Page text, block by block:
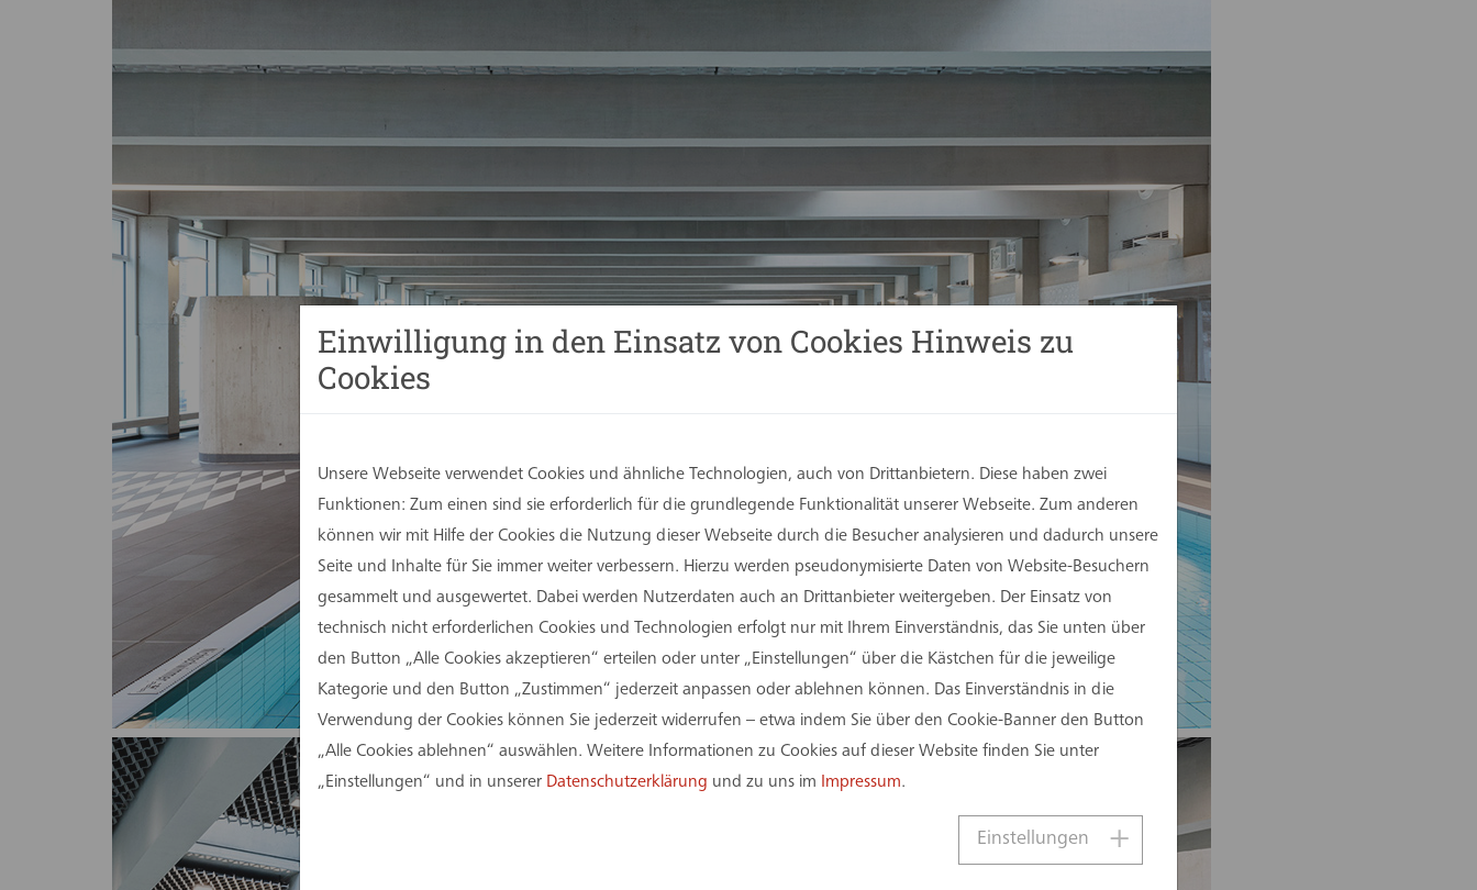
Einwilligung in den Einsatz von Cookies Hinweis zu
Cookies
Unsere Webseite verwendet Cookies und ähnliche Technologien, auch von Drittanbietern. Diese haben zwei
Funktionen: Zum einen sind sie erforderlich für die grundlegende Funktionalität unserer Webseite. Zum anderen
können wir mit Hilfe der Cookies die Nutzung dieser Webseite durch die Besucher analysieren und dadurch unsere
Seite und Inhalte für Sie immer weiter verbessern. Hierzu werden pseudonymisierte Daten von Website-Besuchern
gesammelt und ausgewertet. Dabei werden Nutzerdaten auch an Drittanbieter weitergeben. Der Einsatz von
technisch nicht erforderlichen Cookies und Technologien erfolgt nur mit Ihrem Einverständnis, das Sie unten über
den Button „Alle Cookies akzeptieren“ erteilen oder unter „Einstellungen“ über die Kästchen für die jeweilige
Kategorie und den Button „Zustimmen“ jederzeit anpassen oder ablehnen können. Das Einverständnis in die
Verwendung der Cookies können Sie jederzeit widerrufen – etwa indem Sie über den Cookie-Banner den Button
„Alle Cookies ablehnen“ auswählen. Weitere Informationen zu Cookies auf dieser Website finden Sie unter
„Einstellungen“ und in unserer Datenschutzerklärung und zu uns im Impressum.
Einstellungen